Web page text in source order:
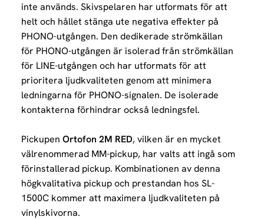
inte används. Skivspelaren har utformats för att
helt och hållet stänga ute negativa effekter på
PHONO-utgången. Den dedikerade strömkällan
för PHONO-utgången är isolerad från strömkällan
för LINE-utgången och har utformats för att
prioritera ljudkvaliteten genom att minimera
ledningarna för PHONO-signalen. De isolerade
kontakterna förhindrar också ledningsfel.
Pickupen Ortofon 2M RED, vilken är en mycket
välrenommerad MM-pickup, har valts att ingå som
förinstallerad pickup. Kombinationen av denna
högkvalitativa pickup och prestandan hos SL-
1500C kommer att maximera ljudkvaliteten på
vinylskivorna.